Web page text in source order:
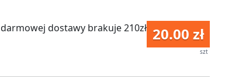
20.00 zł
szt
dostawy brakuje 210zł